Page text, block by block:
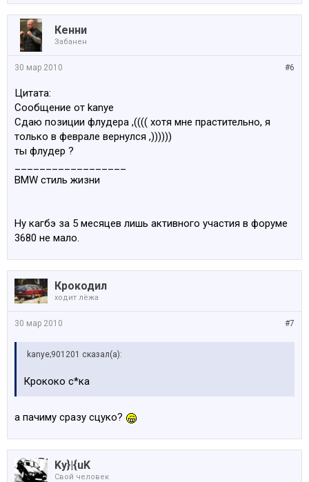
Кенни
Забанен
#6
30 мар 2010
Цитата:
Сообщение от kanye
Сдаю позиции флудера ,(((( хотя мне прастительно, я
только в феврале вернулся ,))))))
ты флудер ?
BMW стиль жизни
Ну кагбэ за 5 месяцев лишь активного участия в форуме
3680 не мало.
Крокодил
ходит лёжа
#7
30 мар 2010
kanye;901201 сказал(а):
Крококо с*ка
а пачиму сразу сцуко?
Ky}|{uK
Свой человек